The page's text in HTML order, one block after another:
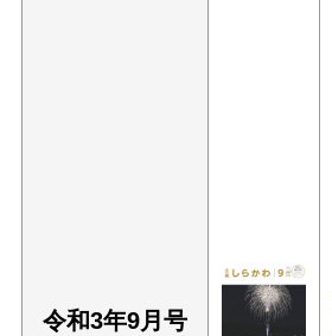
令和3年9月号